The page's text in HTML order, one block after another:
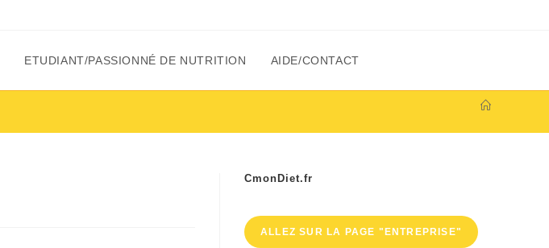
ETUDIANT/PASSIONNÉ DE NUTRITION AIDE/CONTACT
CmonDiet.fr
ALLEZ SUR LA PAGE "ENTREPRISE"